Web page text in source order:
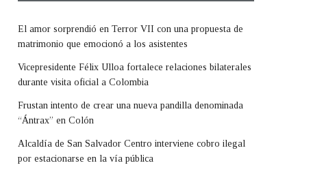
El amor sorprendió en Terror VII con una propuesta de
matrimonio que emocionó a los asistentes
Vicepresidente Félix Ulloa fortalece relaciones bilaterales
durante visita oficial a Colombia
Frustan intento de crear una nueva pandilla denominada
“Ántrax” en Colón
Alcaldía de San Salvador Centro interviene cobro ilegal
por estacionarse en la vía pública